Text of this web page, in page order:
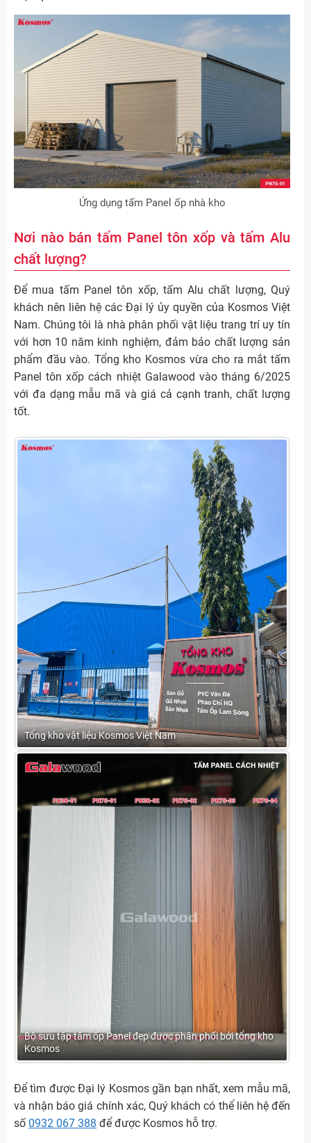
Ứng dụng tấm Panel ốp nhà kho
Nơi nào bán tấm Panel tôn xốp và tấm Alu
chất lượng?
Để mua tấm Panel tôn xốp, tấm Alu chất lượng, Quý
khách nên liên hệ các Đại lý ủy quyền của Kosmos Việt
Nam. Chúng tôi là nhà phân phối vật liệu trang trí uy tín
với hơn 10 năm kinh nghiệm, đảm bảo chất lượng sản
phẩm đầu vào. Tổng kho Kosmos vừa cho ra mắt tấm
Panel tôn xốp cách nhiệt Galawood vào tháng 6/2025
với đa dạng mẫu mã và giá cả cạnh tranh, chất lượng
tốt.
Tổng kho vật liệu Kosmos Việt Nam
Bộ sưu tập tấm ốp Panel đẹp được phân phối bởi tổng kho
Kosmos
Để tìm được Đại lý Kosmos gần bạn nhất, xem mẫu mã,
và nhận báo giá chính xác, Quý khách có thể liên hệ đến
số 0932 067 388 để được Kosmos hỗ trợ.